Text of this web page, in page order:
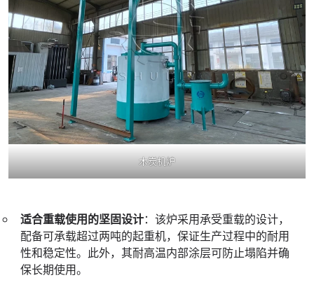
木炭机炉
适合重载使用的坚固设计：该炉采用承受重载的设计，
配备可承载超过两吨的起重机，保证生产过程中的耐用
性和稳定性。此外，其耐高温内部涂层可防止塌陷并确
保长期使用。